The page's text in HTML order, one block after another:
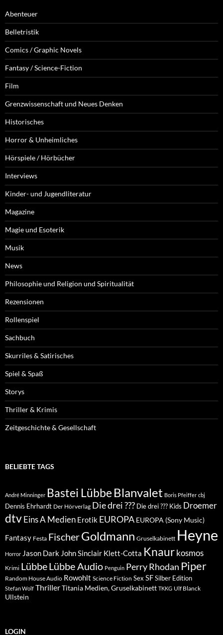
Abenteuer
Belletristik
Comics / Graphic Novels
Fantasy / Science-Fiction
Film
Grenzwissenschaft und Neues Denken
Historisches
Horror & Unheimliches
Hörspiele / Hörbücher
Interviews
Kinder- und Jugendliteratur
Magazine
Magie und Esoterik
Musik
News
Philosophie und Religion und Spiritualität
Rezensionen
Rollenspiel
Sachbuch
Skurriles & Satirisches
Spiel & Spaß
Storys
Thriller & Krimis
Zeitgeschichte & Gesellschaft
BELIEBTE TAGS
André Minninger Bastei Lübbe Blanvalet Boris Pfeiffer cbj
Dennis Ehrhardt Der Hörverlag Die drei ??? Die drei ??? Kids Droemer
dtvEins A Medien Erotik EUROPA EUROPA (Sony Music)
Fantasy Festa FischerGoldmann Gruselkabinett Heyne
Horror Jason Dark John Sinclair Klett-Cotta Knaur kosmos
Krimi LübbeLübbe Audio Penguin Perry Rhodan Piper
Random House Audio Rowohlt Science Fiction Sex SFSilber Edition
Stefan Wolf ThrillerTitania Medien, Gruselkabinett TKKG Ulf Blanck
Ullstein
LOGIN